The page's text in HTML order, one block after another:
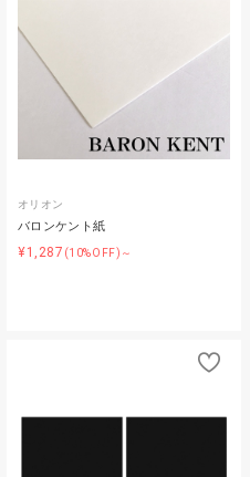
オリオン
バロンケント紙
¥1,287 (10%OFF)～